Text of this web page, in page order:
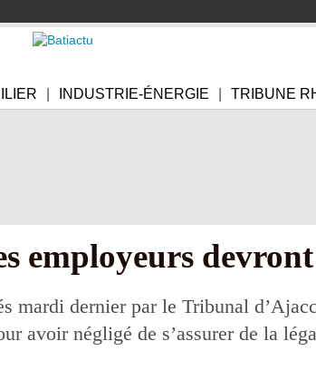
INDUSTRIE-ÉNERGIE TRIBUNE
employeurs
mardi dernier par le Tribunal
avoir négligé de s’assurer de la